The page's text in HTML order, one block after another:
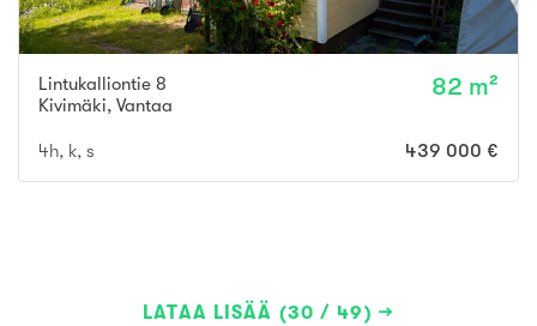
Lintukalliontie 8
Kivimäki, Vantaa
82 m²
4h, k, s 439 000 €
LATAA LISÄÄ (30 / 49)